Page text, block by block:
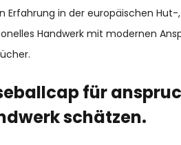
Erfahrung in der europäischen
Handwerk mit modernen
für
schätzen.